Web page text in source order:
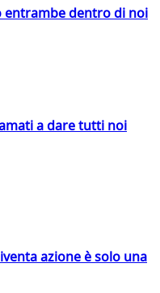
entrambe dentro di noi
a dare tutti noi
azione è solo una